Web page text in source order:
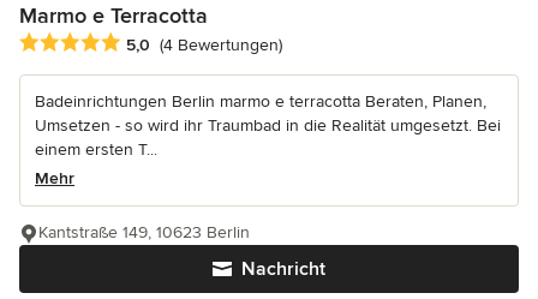
Marmo e Terracotta
Durchschnittliche Bewertung: 5 von 5 Sternen
5,0 (4 Bewertungen)
Badeinrichtungen Berlin marmo e terracotta Beraten, Planen,
Umsetzen - so wird ihr Traumbad in die Realität umgesetzt. Bei
einem ersten T...
Mehr
Nachricht
Kantstraße 149, 10623 Berlin